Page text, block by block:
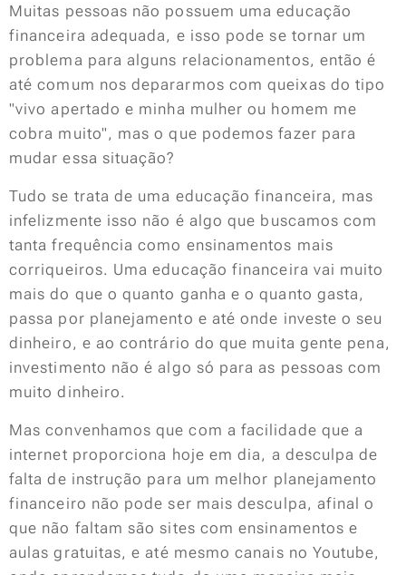
Muitas pessoas não possuem uma educação
financeira adequada, e isso pode se tornar um
problema para alguns relacionamentos, então é
até comum nos depararmos com queixas do tipo
"vivo apertado e minha mulher ou homem me
cobra muito", mas o que podemos fazer para
mudar essa situação?
Tudo se trata de uma educação financeira, mas
infelizmente isso não é algo que buscamos com
tanta frequência como ensinamentos mais
corriqueiros. Uma educação financeira vai muito
mais do que o quanto ganha e o quanto gasta,
passa por planejamento e até onde investe o seu
dinheiro, e ao contrário do que muita gente pena,
investimento não é algo só para as pessoas com
muito dinheiro.
Mas convenhamos que com a facilidade que a
internet proporciona hoje em dia, a desculpa de
falta de instrução para um melhor planejamento
financeiro não pode ser mais desculpa, afinal o
que não faltam são sites com ensinamentos e
aulas gratuitas, e até mesmo canais no Youtube,